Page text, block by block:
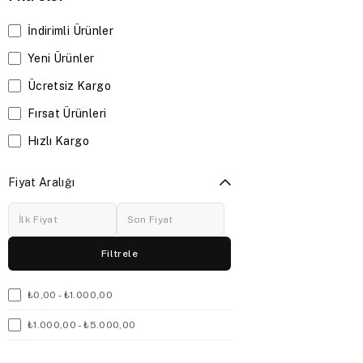
İndirimli Ürünler
Yeni Ürünler
Ücretsiz Kargo
Fırsat Ürünleri
Hızlı Kargo
Fiyat Aralığı
Filtrele
₺0,00 - ₺1.000,00
₺1.000,00 - ₺5.000,00